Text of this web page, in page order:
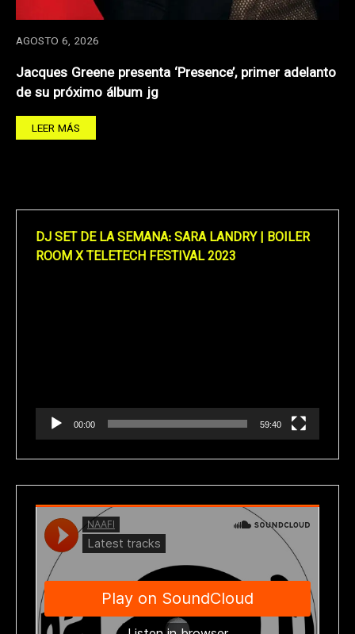
AGOSTO 6, 2026
Jacques Greene presenta ‘Presence’, primer adelanto
de su próximo álbum jg
LEER MÁS
DJ SET DE LA SEMANA: SARA LANDRY | BOILER
ROOM X TELETECH FESTIVAL 2023
00:00 59:40